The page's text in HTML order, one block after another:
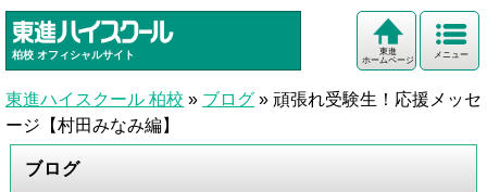
柏校 オフィシャルサイト メニュー
東進
ホームページ
東進ハイスクール 柏校 » ブログ » 頑張れ受験生！応援メッセ
ージ【村田みなみ編】
ブログ